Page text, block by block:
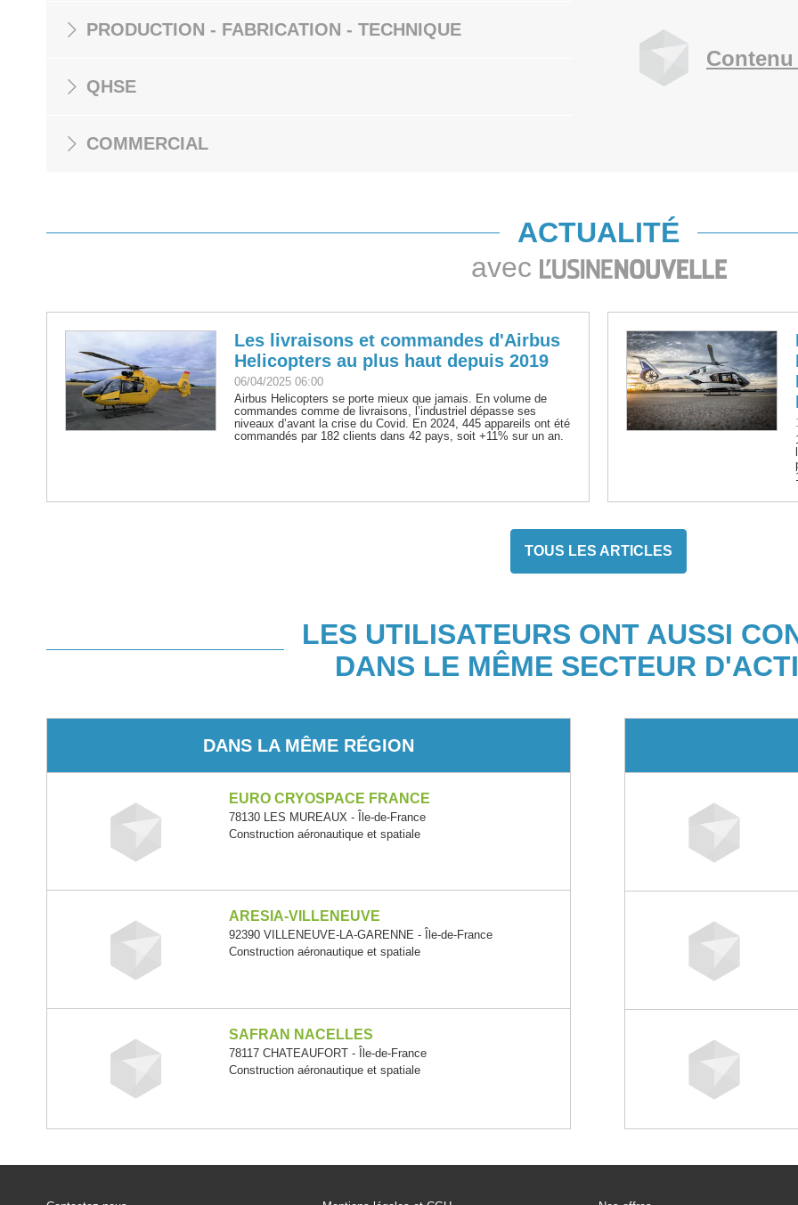
PRODUCTION - FABRICATION - TECHNIQUE
QHSE
COMMERCIAL
ACTUALITÉ
avec
Les livraisons et commandes d'Airbus
Helicopters au plus haut depuis 2019
06/04/2025 06:00
Airbus Helicopters se porte mieux que jamais. En volume de
commandes comme de livraisons, l’industriel dépasse ses
niveaux d’avant la crise du Covid. En 2024, 445 appareils ont été
commandés par 182 clients dans 42 pays, soit +11% sur un an.
TOUS LES ARTICLES
LES UTILISATEURS ONT AUSSI
DANS LE MÊME SECTEUR
DANS LA MÊME RÉGION
EURO CRYOSPACE FRANCE
78130 LES MUREAUX - Île-de-France
Construction aéronautique et spatiale
ARESIA-VILLENEUVE
92390 VILLENEUVE-LA-GARENNE - Île-de-France
Construction aéronautique et spatiale
SAFRAN NACELLES
78117 CHATEAUFORT - Île-de-France
Construction aéronautique et spatiale